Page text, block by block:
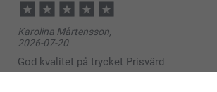
12:08
Hej Ida,
Stort tack för dina ⭐️⭐️⭐️⭐️⭐️ och
är nöjd med din handduk!
Vi önskar dig en fin dag!
Varma hälsningar,
Karolina Mårtensson,
2026-07-20
God kvalitet på trycket Prisvärd